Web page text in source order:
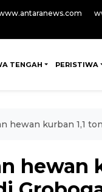
TENGAH PERISTIWA
hewan kurban 1,1
hewan